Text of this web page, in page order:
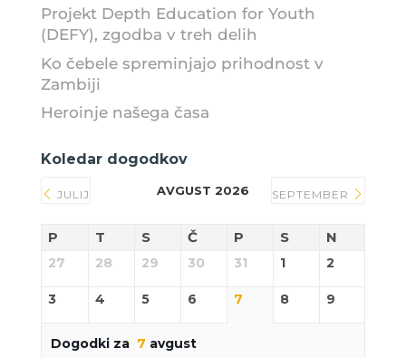
Projekt Depth Education for Youth
(DEFY), zgodba v treh delih
Ko čebele spreminjajo prihodnost v
Zambiji
Heroinje našega časa
Koledar dogodkov
JULIJ AVGUST 2026 SEPTEMBER
P T S Č P S N
27 28 29 30 31 1 2
3 4 5 6 7 8 9
Dogodki za 7 avgust